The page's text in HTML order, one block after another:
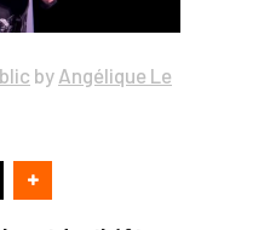
by Angélique Le